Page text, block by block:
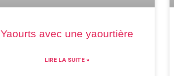
Yaourts avec une yaourtière
LIRE LA SUITE »